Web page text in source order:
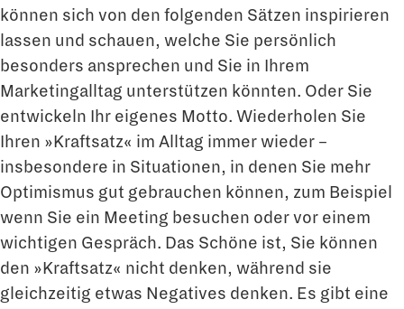
können sich von den folgenden Sätzen inspirieren
lassen und schauen, welche Sie persönlich
besonders ansprechen und Sie in Ihrem
Marketingalltag unterstützen könnten. Oder Sie
entwickeln Ihr eigenes Motto. Wiederholen Sie
Ihren »Kraftsatz« im Alltag immer wieder –
insbesondere in Situationen, in denen Sie mehr
Optimismus gut gebrauchen können, zum Beispiel
wenn Sie ein Meeting besuchen oder vor einem
wichtigen Gespräch. Das Schöne ist, Sie können
den »Kraftsatz« nicht denken, während sie
gleichzeitig etwas Negatives denken. Es gibt eine